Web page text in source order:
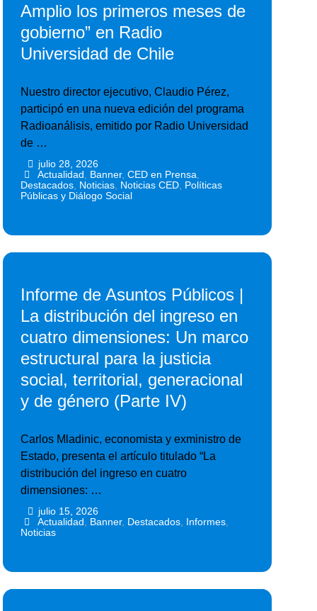
Amplio los primeros meses de
gobierno” en Radio
Universidad de Chile
Nuestro director ejecutivo, Claudio Pérez,
participó en una nueva edición del programa
Radioanálisis, emitido por Radio Universidad
de …
julio 28, 2026
Actualidad Banner, CED en Prensa
Destacados Noticias Noticias CED Políticas
Públicas y Diálogo Social
Informe de Asuntos Públicos |
La distribución del ingreso en
cuatro dimensiones: Un marco
estructural para la justicia
social, territorial, generacional
y de género (Parte IV)
Carlos Mladinic, economista y exministro de
Estado, presenta el artículo titulado “La
distribución del ingreso en cuatro
dimensiones: …
julio 15, 2026
Actualidad Banner, Destacados, Informes,
Noticias